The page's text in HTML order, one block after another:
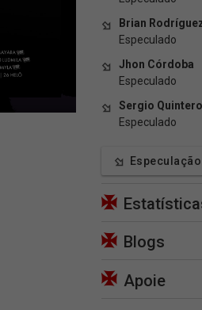
Brian
Especulado
Jhon Córdoba
Especulado
Sergio Quintero
Especulado
Especulação
Blogs
Apoie